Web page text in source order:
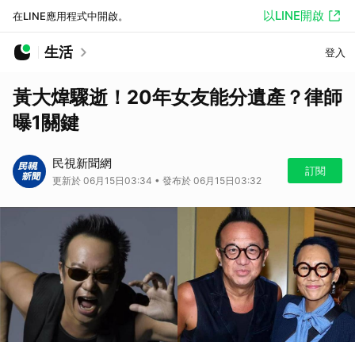
在LINE應用程式中開啟。 以LINE開啟
生活 登入
黃大煒驟逝！20年女友能分遺產？律師
曝1關鍵
民視新聞網
更新於 06月15日03:34 • 發布於 06月15日03:32
訂閱